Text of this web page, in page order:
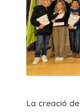
La creació